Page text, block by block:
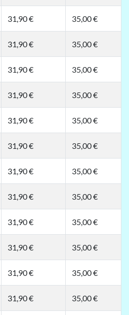
31,90 € 35,00 €
31,90 € 35,00 €
31,90 € 35,00 €
31,90 € 35,00 €
31,90 € 35,00 €
31,90 € 35,00 €
31,90 € 35,00 €
31,90 € 35,00 €
31,90 € 35,00 €
31,90 € 35,00 €
31,90 € 35,00 €
31,90 € 35,00 €